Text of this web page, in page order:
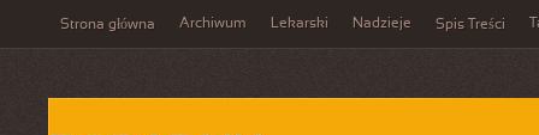
Strona główna Archiwum Lekarski Nadzieje Spis Treści